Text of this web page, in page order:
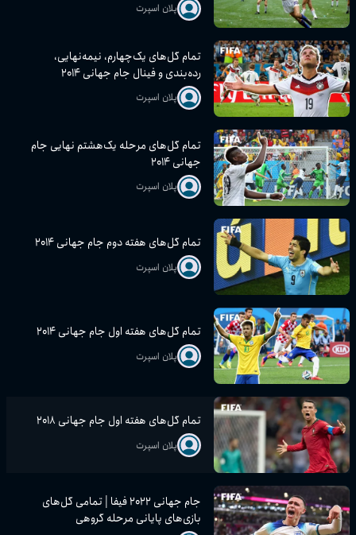
پلان اسپرت
تمام گل‌های یک‌چهارم، نیمه‌نهایی،
رده‌بندی و فینال جام جهانی ۲۰۱۴
پلان اسپرت
تمام گل‌های مرحله یک‌هشتم نهایی جام
جهانی ۲۰۱۴
پلان اسپرت
تمام گل‌های هفته دوم جام جهانی ۲۰۱۴
پلان اسپرت
تمام گل‌های هفته اول جام جهانی ۲۰۱۴
پلان اسپرت
تمام گل‌های هفته اول جام جهانی ۲۰۱۸
پلان اسپرت
جام جهانی ۲۰۲۲ فیفا | تمامی گل‌های
بازی‌های پایانی مرحله گروهی